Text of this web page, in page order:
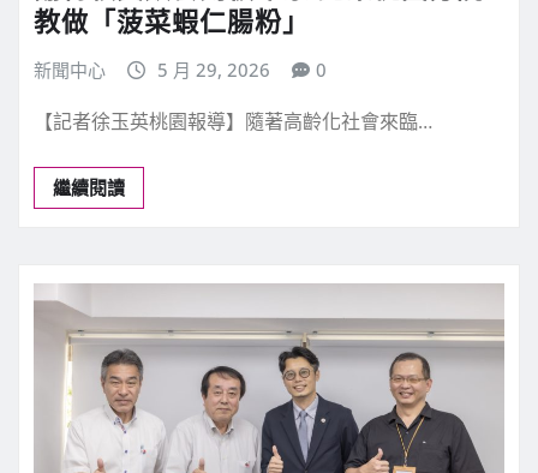
教做「菠菜蝦仁腸粉」
新聞中心 5 月 29, 2026 0
【記者徐玉英桃園報導】隨著高齡化社會來臨…
繼續閱讀